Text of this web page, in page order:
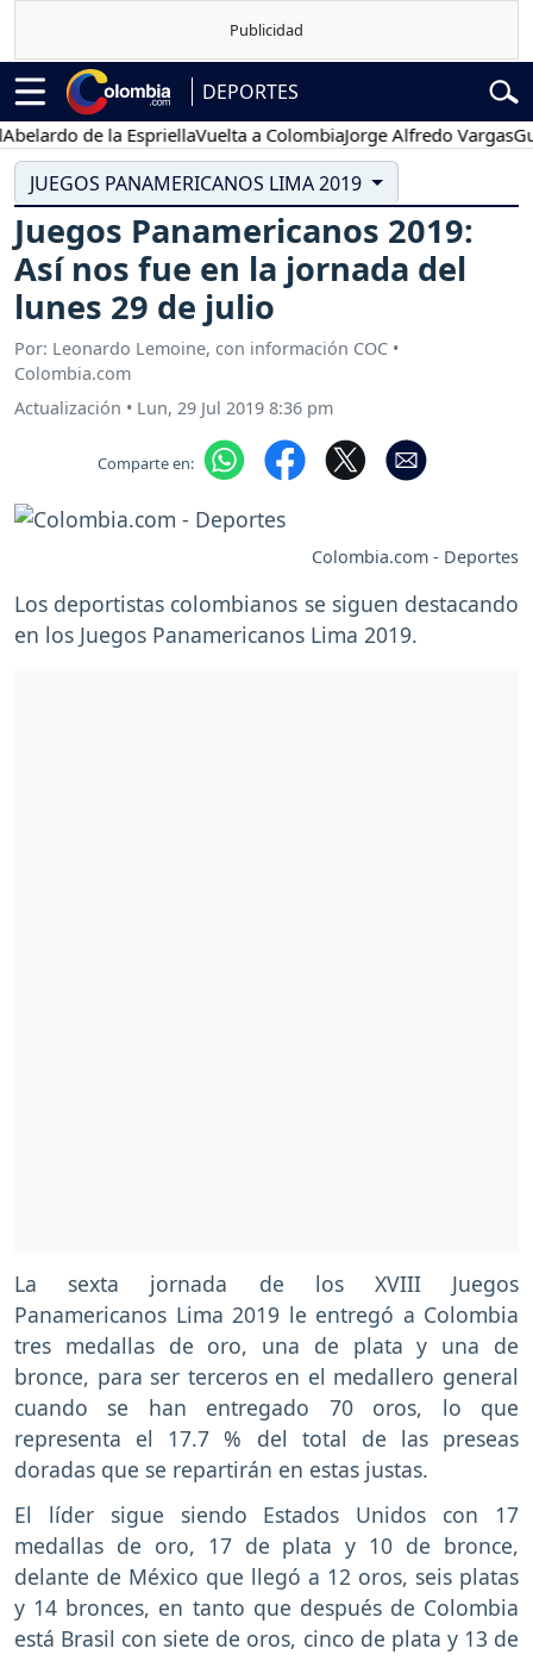
DEPORTES
de la EspriellaVuelta a ColombiaJorge Alfredo Vargas
JUEGOS PANAMERICANOS LIMA 2019
Juegos Panamericanos 2019:
Así nos fue en la jornada del
lunes 29 de julio
Por: Leonardo Lemoine, con información COC •
Colombia.com
Actualización • Lun, 29 Jul 2019 8:36 pm
Comparte en:
Colombia.com - Deportes
Los deportistas colombianos se siguen destacando
en los Juegos Panamericanos Lima 2019.
La sexta jornada de los XVIII Juegos
Panamericanos Lima 2019 le entregó a Colombia
tres medallas de oro, una de plata y una de
bronce, para ser terceros en el medallero general
cuando se han entregado 70 oros, lo que
representa el 17.7 % del total de las preseas
doradas que se repartirán en estas justas.
El líder sigue siendo Estados Unidos con 17
medallas de oro, 17 de plata y 10 de bronce,
delante de México que llegó a 12 oros, seis platas
y 14 bronces, en tanto que después de Colombia
está Brasil con siete de oros, cinco de plata y 13 de